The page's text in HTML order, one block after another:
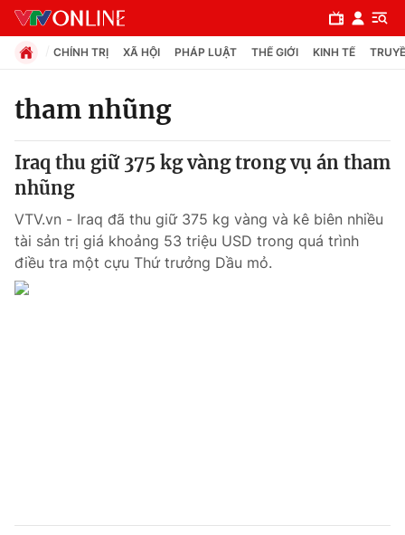
Chuyên mục
Chính trị
Xã hội
Pháp luật
CHÍNH TRỊ XÃ HỘI PHÁP LUẬT THẾ GIỚI KINH TẾ
tham nhũng
Iraq thu giữ 375 kg vàng trong vụ án tham
nhũng
VTV.vn - Iraq đã thu giữ 375 kg vàng và kê biên nhiều
tài sản trị giá khoảng 53 triệu USD trong quá trình
điều tra một cựu Thứ trưởng Dầu mỏ.